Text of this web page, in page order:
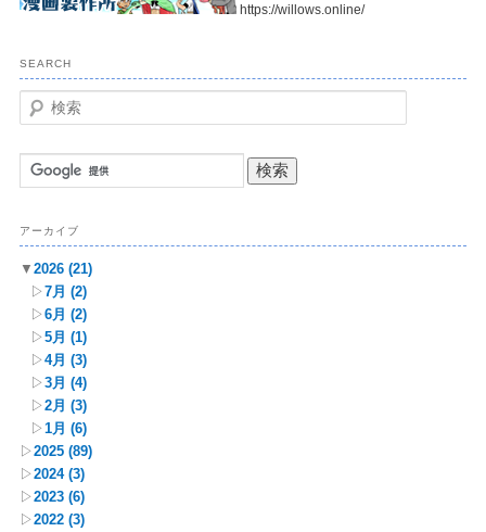
https://willows.online/
SEARCH
検
索
アーカイブ
▼ 2026 (21)
▷7月 (2)
▷6月 (2)
▷5月 (1)
▷4月 (3)
▷3月 (4)
▷2月 (3)
▷1月 (6)
▷2025 (89)
▷2024 (3)
▷2023 (6)
▷2022 (3)